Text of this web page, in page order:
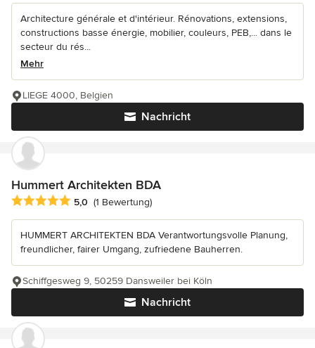
Architecture générale et d'intérieur. Rénovations, extensions,
constructions basse énergie, mobilier, couleurs, PEB,... dans le
secteur du rés...
Mehr
Nachricht
LIEGE 4000, Belgien
Hummert Architekten BDA
Durchschnittliche Bewertung: 5 von 5 Sternen
5,0 (1 Bewertung)
HUMMERT ARCHITEKTEN BDA Verantwortungsvolle Planung,
freundlicher, fairer Umgang, zufriedene Bauherren.
Nachricht
Schiffgesweg 9, 50259 Dansweiler bei Köln